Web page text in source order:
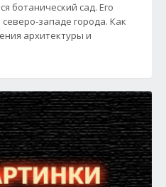
ботанический сад. Его
западе города. Как
архитектуры и